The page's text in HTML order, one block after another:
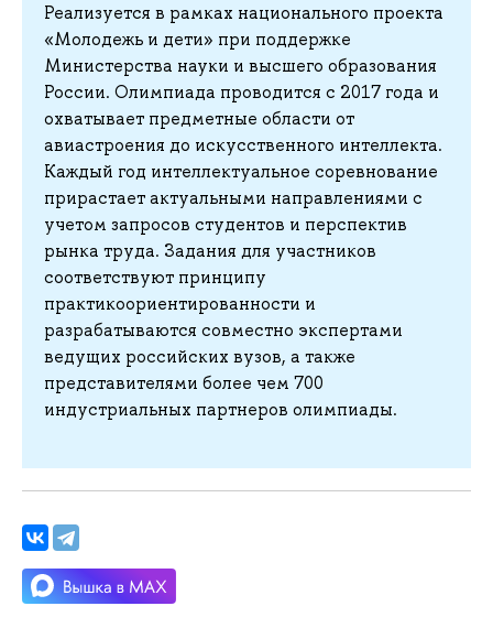
Реализуется в рамках национального проекта
«Молодежь и дети» при поддержке
Министерства науки и высшего образования
России. Олимпиада проводится с 2017 года и
охватывает предметные области от
авиастроения до искусственного интеллекта.
Каждый год интеллектуальное соревнование
прирастает актуальными направлениями с
учетом запросов студентов и перспектив
рынка труда. Задания для участников
соответствуют принципу
практикоориентированности и
разрабатываются совместно экспертами
ведущих российских вузов, а также
представителями более чем 700
индустриальных партнеров олимпиады.